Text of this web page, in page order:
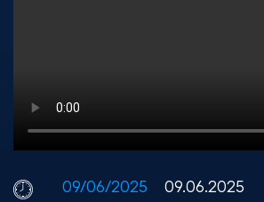
09/06/2025 09.06.2025